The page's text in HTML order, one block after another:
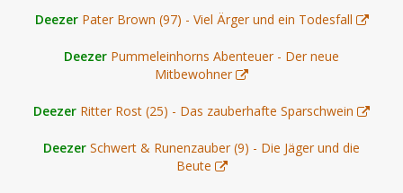
Deezer Pater Brown (97) - Viel Ärger und ein Todesfall
Deezer Pummeleinhorns Abenteuer - Der neue
Mitbewohner
Deezer Ritter Rost (25) - Das zauberhafte Sparschwein
Deezer Schwert & Runenzauber (9) - Die Jäger und die
Beute